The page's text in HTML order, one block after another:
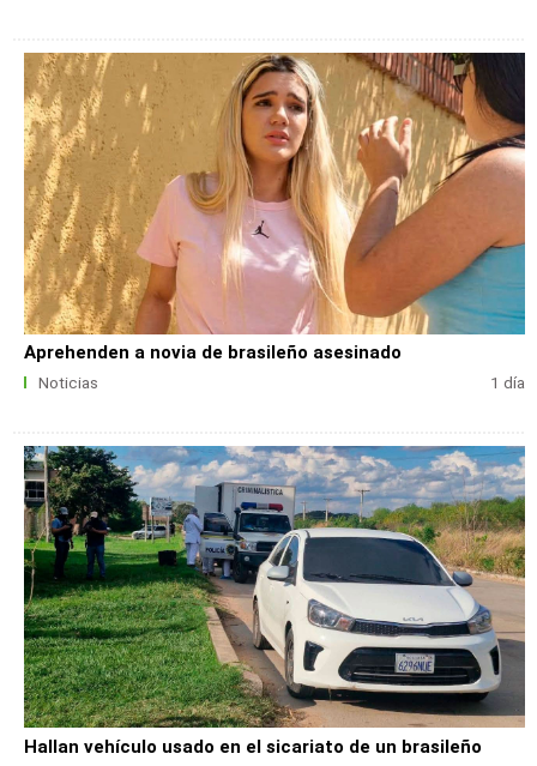
Aprehenden a novia de brasileño asesinado
Noticias 1 día
Hallan vehículo usado en el sicariato de un brasileño